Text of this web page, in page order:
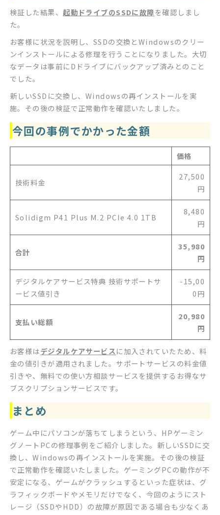
検証した結果、起動ドライブのSSDに故障を確認しまし
た。
お客様に状況を説明し、SSDの交換とWindowsのクリー
ンインストールによる修理を行うことになりました。大切
なデータは事前にDドライブにバックアップ済みとのこと
でした。
新しいSSDに交換し、Windowsの再インストールを実
施。その後の検証で正常動作を確認いたしました。
今回の事例でかかった金額
価格
技術料金
27,500
円
Solidigm P41 Plus M.2 PCIe 4.0 1TB
8,480
円
合計
35,980
円
デジタルケアサービス特典 技術サポートサ
ービス値引き
-15,00
0円
支払い総額
20,980
円
お客様はデジタルケアサービスに加入されていたため、料
金の値引きが適用されました。サポートサービスの料金値
引きや、無料での使い方相談サービスを提供するお得なサ
ブスクリプションサービスです。
まとめ
ゲーム中にパソコンが落ちてしまうという、HPゲーミン
グノートPCの修理事例をご紹介しました。新しいSSDに交
換し、Windowsの再インストールを実施。その後の検証
で正常動作を確認いたしました。ゲーミングPCの動作が不
安定になる、ゲームがクラッシュするといった症状は、グ
ラフィックボードやメモリだけでなく、今回のようにスト
レージ（SSDやHDD）の故障が原因である場合も少なくあ